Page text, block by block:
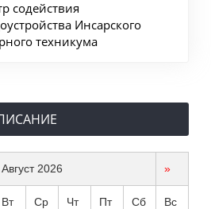
содействия
Инсарского
техникума
Август 2026 »
Вт Ср Чт Пт Сб Вс